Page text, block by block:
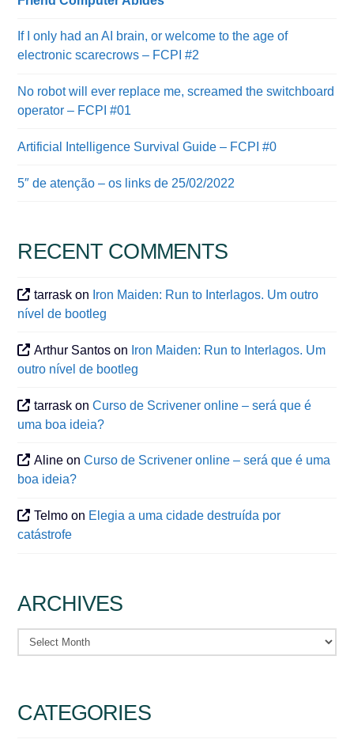
If I only had an AI brain, or welcome to the age of
electronic scarecrows – FCPI #2
No robot will ever replace me, screamed the switchboard
operator – FCPI #01
Artificial Intelligence Survival Guide – FCPI #0
5″ de atenção – os links de 25/02/2022
RECENT COMMENTS
tarrask on Iron Maiden: Run to Interlagos. Um outro
nível de bootleg
Arthur Santos on Iron Maiden: Run to Interlagos. Um
outro nível de bootleg
tarrask onCurso de Scrivener online – será que é
uma boa ideia?
Aline onCurso de Scrivener online – será que é uma
boa ideia?
Telmo on Elegia a uma cidade destruída por
catástrofe
ARCHIVES
Archives
CATEGORIES